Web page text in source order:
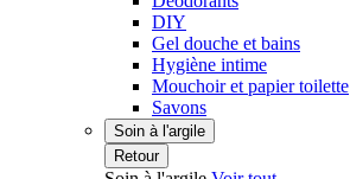
DIY
Gel douche et bains
Hygiène intime
Mouchoir et papier toilette
Savons
Soin à l'argile
Retour